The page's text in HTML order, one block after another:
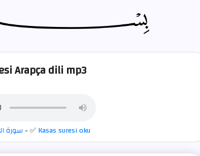
Arapça dili mp3
سورة - ✅Kasas suresi oku